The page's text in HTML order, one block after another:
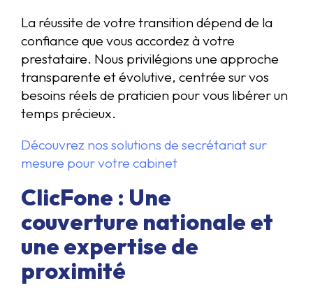
La réussite de votre transition dépend de la
confiance que vous accordez à votre
prestataire. Nous privilégions une approche
transparente et évolutive, centrée sur vos
besoins réels de praticien pour vous libérer un
temps précieux.
Découvrez nos solutions de secrétariat sur
mesure pour votre cabinet
ClicFone : Une
couverture nationale et
une expertise de
proximité